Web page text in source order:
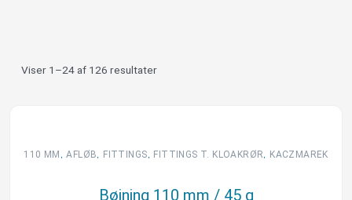
Viser 1–24 af 126 resultater
110 MM ,AFLØB, FITTINGS, FITTINGS T. KLOAKRØR, KACZMAREK
Bøjning 110 mm / 45 g